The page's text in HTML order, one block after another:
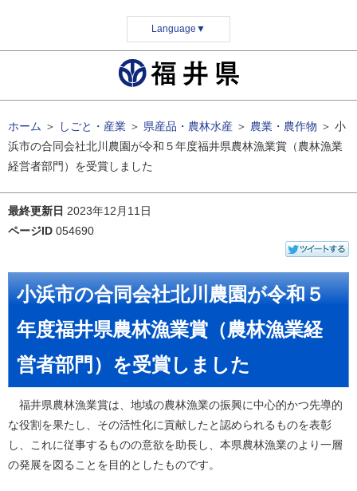
Language ▼
ホーム ＞ しごと・産業 ＞ 県産品・農林水産 ＞ 農業・農作物 ＞ 小
浜市の合同会社北川農園が令和５年度福井県農林漁業賞（農林漁業
経営者部門）を受賞しました
最終更新日 2023年12月11日
ページID 054690
小浜市の合同会社北川農園が令和５
年度福井県農林漁業賞（農林漁業経
営者部門）を受賞しました
福井県農林漁業賞は、地域の農林漁業の振興に中心的かつ先導的
な役割を果たし、その活性化に貢献したと認められるものを表彰
し、これに従事するものの意欲を助長し、本県農林漁業のより一層
の発展を図ることを目的としたものです。